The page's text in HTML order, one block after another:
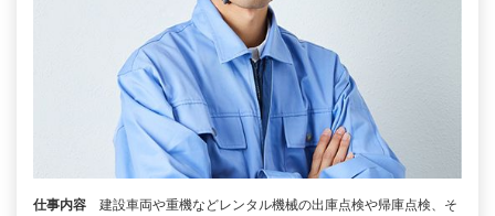
仕事内容
建設車両や重機などレンタル機械の出庫点検や帰庫点検、そ